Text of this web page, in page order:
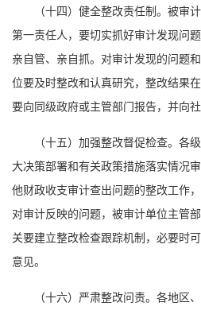
（十四）健全整改责任制。被审
第一责任人，要切实抓好审计发现问
亲自管、亲自抓。对审计发现的问题
位要及时整改和认真研究，整改结果
要向同级政府或主管部门报告，并向社
（十五）加强整改督促检查。各
大决策部署和有关政策措施落实情况
他财政收支审计查出问题的整改工作
对审计反映的问题，被审计单位主管
关要建立整改检查跟踪机制，必要时
意见。
（十六）严肃整改问责。各地区